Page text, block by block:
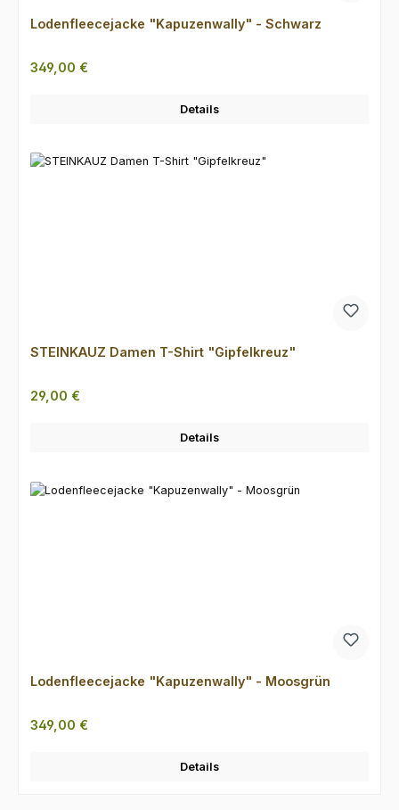
Lodenfleecejacke "Kapuzenwally" - Schwarz
Regulärer Preis:
349,00 €
Details
STEINKAUZ Damen T-Shirt "Gipfelkreuz"
Regulärer Preis:
29,00 €
Details
Lodenfleecejacke "Kapuzenwally" - Moosgrün
Regulärer Preis:
349,00 €
Details